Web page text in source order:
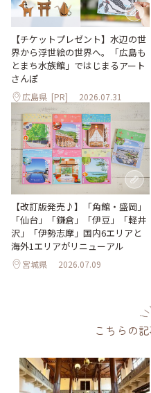
【チケットプレゼント】水辺の世
界から浮世絵の世界へ。「広島も
とまち水族館」ではじまるアート
さんぽ
広島県 [PR] 2026.07.31
【改訂版発売♪】「角館・盛岡」
「仙台」「鎌倉」「伊豆」「軽井
沢」「伊勢志摩」国内6エリアと
海外1エリアがリニューアル
宮城県 2026.07.09
こちらの